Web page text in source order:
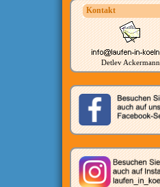
Kontakt
Detlev Ackermann